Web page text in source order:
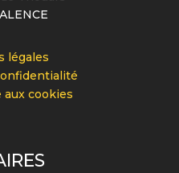
légales
cookies